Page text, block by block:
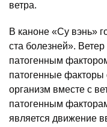
ветра.
В каноне «Су вэнь»
ста болезней».
патогенным
патогенные факторы
организм вместе с
патогенным
является движение